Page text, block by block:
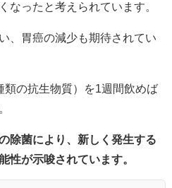
なったと考えられています。
、胃癌の減少も期待されてい
類の抗生物質）を1週間飲めば
除菌により、新しく発生する
性が示唆されています。